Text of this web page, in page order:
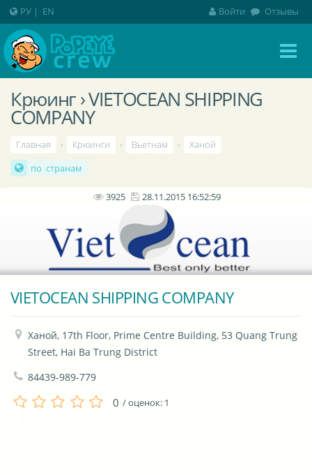
Крюинг › VIETOCEAN SHIPPING
COMPANY
Главная › Крюинги › Вьетнам ›
Ханой
по странам
3925 28.11.2015 16:52:59
VIETOCEAN SHIPPING COMPANY
Ханой, 17th Floor, Prime Centre Building, 53 Quang Trung
Street, Hai Ba Trung District
84439-989-779
0 / оценок: 1
РУ | EN Войти Отзывы